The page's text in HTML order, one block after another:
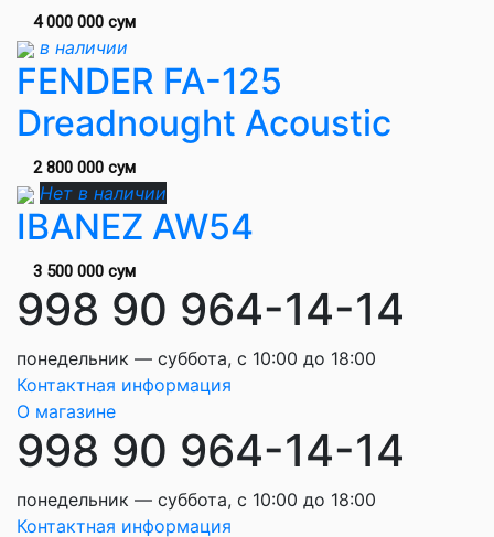
4 000 000 сум
в наличии
FENDER FA-125
Dreadnought Acoustic
2 800 000 сум
Нет в наличии
IBANEZ AW54
3 500 000 сум
998 90 964-14-14
понедельник — суббота, с 10:00 до 18:00
Контактная информация
О магазине
998 90 964-14-14
понедельник — суббота, с 10:00 до 18:00
Контактная информация